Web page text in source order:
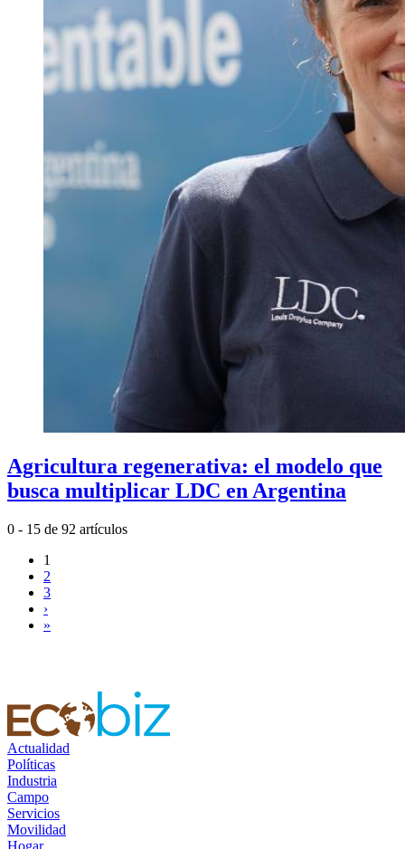
Agricultura regenerativa: el modelo que
busca multiplicar LDC en Argentina
0 - 15 de 92 artículos
1
2
3
›
»
Actualidad
Políticas
Industria
Campo
Servicios
Movilidad
Hogar